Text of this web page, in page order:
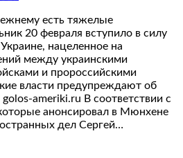
есть тяжелые
20 февраля вступило в силу
нацеленное на
между украинскими
и пророссийскими
власти предупреждают об
ameriki.ru В соответствии с
анонсировал в Мюнхене
дел Сергей…